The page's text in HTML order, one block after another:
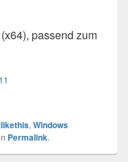
passend zum
, Windows
Permalink.